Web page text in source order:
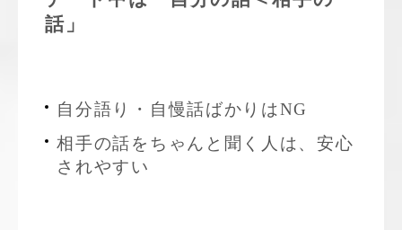
話」
自分語り・自慢話ばかりはNG
相手の話をちゃんと聞く人は、安心
されやすい